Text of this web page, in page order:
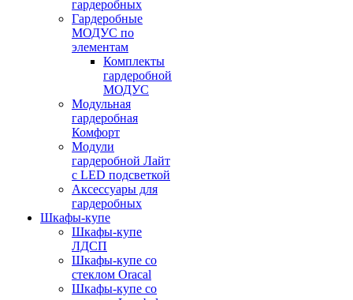
гардеробных
Гардеробные
МОДУС по
элементам
Комплекты
гардеробной
МОДУС
Модульная
гардеробная
Комфорт
Модули
гардеробной Лайт
с LED подсветкой
Аксессуары для
гардеробных
Шкафы-купе
Шкафы-купе
ЛДСП
Шкафы-купе со
стеклом Oracal
Шкафы-купе со